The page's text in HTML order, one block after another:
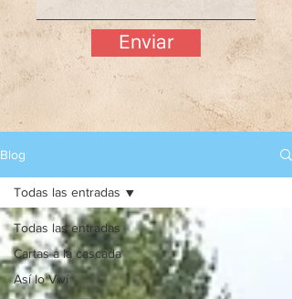
Enviar
Blog
Todas las entradas
Cartas a la cascada
Así lo Viví
Todas las entradas